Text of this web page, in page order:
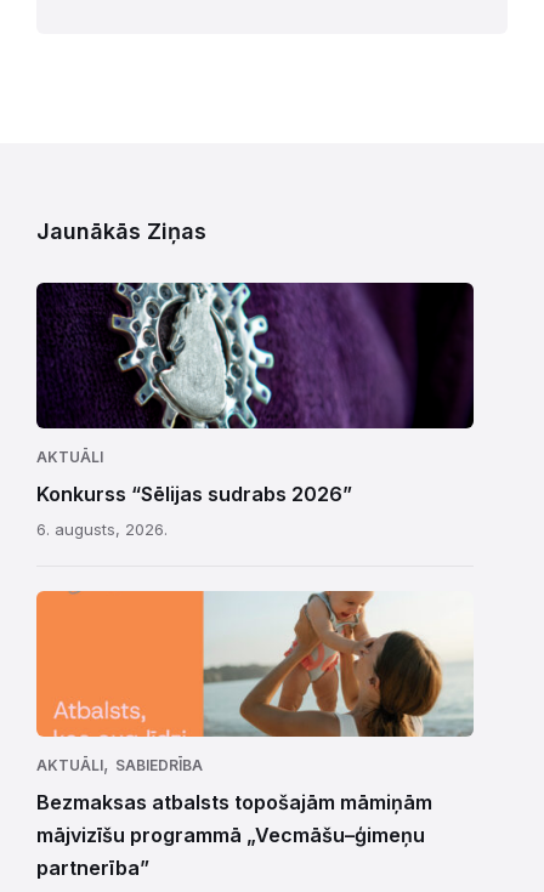
Jaunākās Ziņas
AKTUĀLI
Konkurss “Sēlijas sudrabs 2026”
6. augusts, 2026.
AKTUĀLI, SABIEDRĪBA
Bezmaksas atbalsts topošajām māmiņām
mājvizīšu programmā „Vecmāšu–ģimeņu
partnerība”